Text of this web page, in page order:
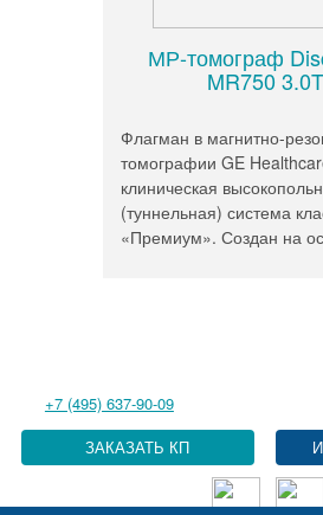
МР-томограф
MR750 3.0T
Флагман в магнитно-
томографии GE
клиническая
(туннельная) система
«Премиум». Создан на
+7 (495) 637-90-09
ЗАКАЗАТЬ КП